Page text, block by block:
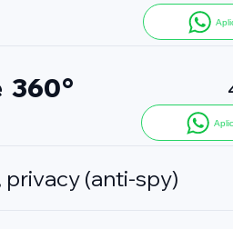
360°
privacy (anti-spy)